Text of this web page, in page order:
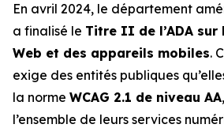
En avril 2024, le département
a finalisé le Titre II de l’ADA sur
Web et des appareils mobiles.
exige des entités publiques
la norme WCAG 2.1 de niveau AA
l’ensemble de leurs services